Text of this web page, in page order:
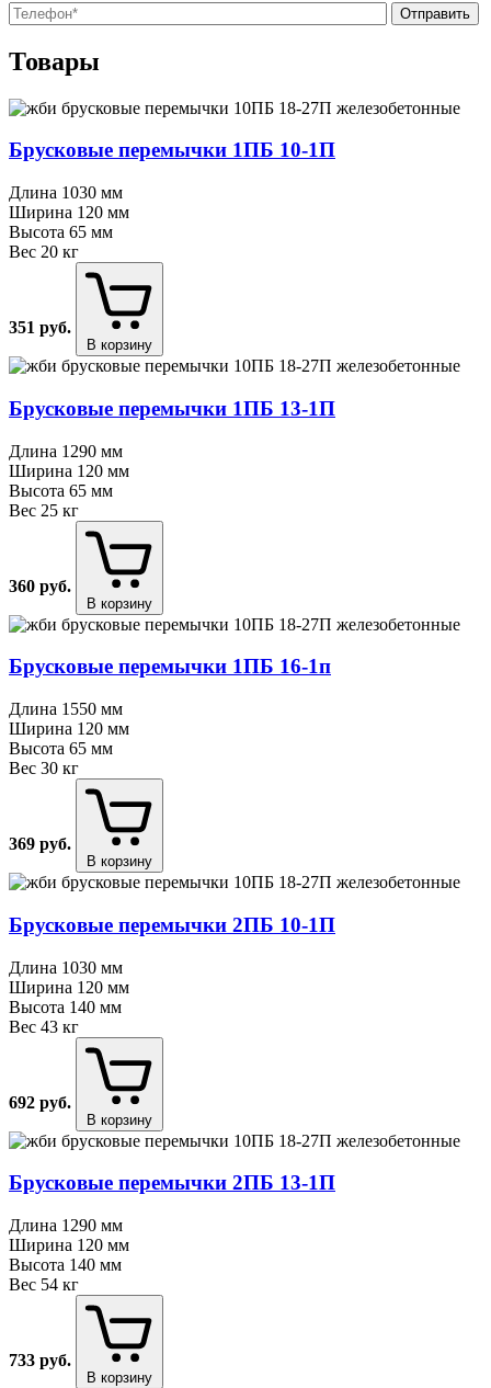
Товары
Брусковые перемычки 1ПБ 10⁠-⁠1П
Длина 1030 мм
Ширина 120 мм
Высота 65 мм
Вес 20 кг
351 руб.
В корзину
Брусковые перемычки 1ПБ 13⁠-⁠1П
Длина 1290 мм
Ширина 120 мм
Высота 65 мм
Вес 25 кг
360 руб.
В корзину
Брусковые перемычки 1ПБ 16⁠-⁠1п
Длина 1550 мм
Ширина 120 мм
Высота 65 мм
Вес 30 кг
369 руб.
В корзину
Брусковые перемычки 2ПБ 10⁠-⁠1П
Длина 1030 мм
Ширина 120 мм
Высота 140 мм
Вес 43 кг
692 руб.
В корзину
Брусковые перемычки 2ПБ 13⁠-⁠1П
Длина 1290 мм
Ширина 120 мм
Высота 140 мм
Вес 54 кг
733 руб.
В корзину